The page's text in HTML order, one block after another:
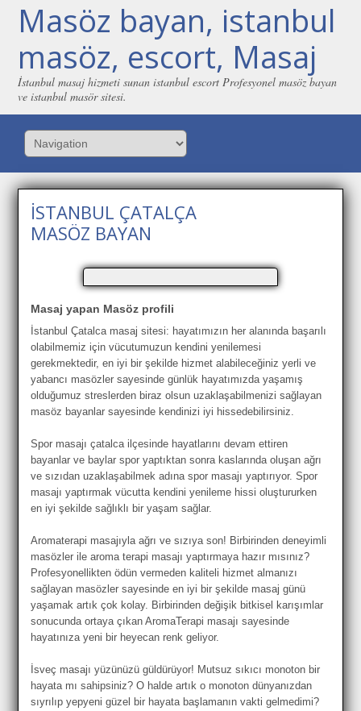
Masöz bayan, istanbul
masöz, escort, Masaj
İstanbul masaj hizmeti sunan istanbul escort Profesyonel masöz bayan
ve istanbul masör sitesi.
İSTANBUL ÇATALÇA
MASÖZ BAYAN
Masaj yapan Masöz profili
İstanbul Çatalca masaj sitesi: hayatımızın her alanında başarılı
olabilmemiz için vücutumuzun kendini yenilemesi
gerekmektedir, en iyi bir şekilde hizmet alabileceğiniz yerli ve
yabancı masözler sayesinde günlük hayatımızda yaşamış
olduğumuz streslerden biraz olsun uzaklaşabilmenizi sağlayan
masöz bayanlar sayesinde kendinizi iyi hissedebilirsiniz.
Spor masajı çatalca ilçesinde hayatlarını devam ettiren
bayanlar ve baylar spor yaptıktan sonra kaslarında oluşan ağrı
ve sızıdan uzaklaşabilmek adına spor masajı yaptırıyor. Spor
masajı yaptırmak vücutta kendini yenileme hissi oluştururken
en iyi şekilde sağlıklı bir yaşam sağlar.
Aromaterapi masajıyla ağrı ve sızıya son! Birbirinden deneyimli
masözler ile aroma terapi masajı yaptırmaya hazır mısınız?
Profesyonellikten ödün vermeden kaliteli hizmet almanızı
sağlayan masözler sayesinde en iyi bir şekilde masaj günü
yaşamak artık çok kolay. Birbirinden değişik bitkisel karışımlar
sonucunda ortaya çıkan AromaTerapi masajı sayesinde
hayatınıza yeni bir heyecan renk geliyor.
İsveç masajı yüzünüzü güldürüyor! Mutsuz sıkıcı monoton bir
hayata mı sahipsiniz? O halde artık o monoton dünyanızdan
sıyrılıp yepyeni güzel bir hayata başlamanın vakti gelmedimi?